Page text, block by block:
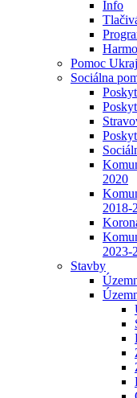
Info
Pomoc
Sociálna
2020
2018-
2023-
Stavby